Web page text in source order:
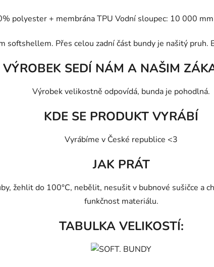
polyester + membrána TPU Vodní sloupec: 10 000
softshellem. Přes celou zadní část bundy je našitý pruh.
VÝROBEK SEDÍ NÁM A NAŠIM
Výrobek velikostně odpovídá, bunda je pohodlná.
KDE SE PRODUKT VYRÁBÍ
Vyrábíme v České republice <3
JAK PRÁT
žehlit do 100°C, nebělit, nesušit v bubnové sušičce a
funkčnost materiálu.
TABULKA VELIKOSTÍ: